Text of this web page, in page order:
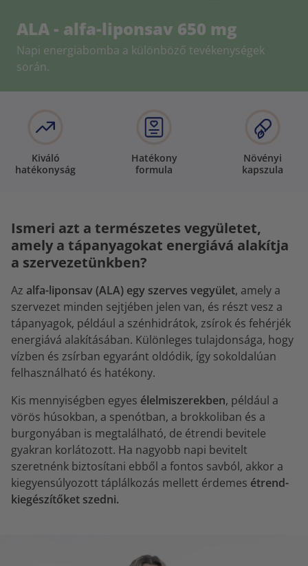
ALA - alfa-liponsav 650 mg
Napi energiabomba a különböző tevékenységek
során.
Kiváló
hatékonyság
Hatékony
formula
Növényi
kapszula
Ismeri azt a természetes vegyületet,
amely a tápanyagokat energiává alakítja
a szervezetünkben?
Az alfa-liponsav (ALA) egy szerves vegyület, amely a
szervezet minden sejtjében jelen van, és részt vesz a
tápanyagok, például a szénhidrátok, zsírok és fehérjék
energiává alakításában. Különleges tulajdonsága, hogy
vízben és zsírban egyaránt oldódik, így sokoldalúan
felhasználható és hatékony.
Kis mennyiségben egyes élelmiszerekben, például a
vörös húsokban, a spenótban, a brokkoliban és a
burgonyában is megtalálható, de étrendi bevitele
gyakran korlátozott. Ha nagyobb napi bevitelt
szeretnénk biztosítani ebből a fontos savból, akkor a
kiegyensúlyozott táplálkozás mellett érdemes étrend-
kiegészítőket szedni.